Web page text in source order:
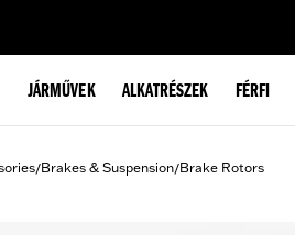
JÁRMŰVEK ALKATRÉSZEK FÉRFI
/Brakes & Suspension/Brake Rotors